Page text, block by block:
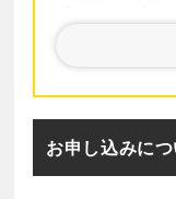
取りされた店
※やむを得ない
ルが変更になる
お申し込みに